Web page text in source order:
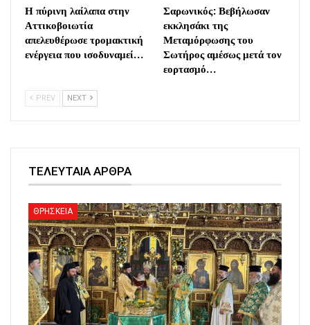
Η πύρινη λαίλαπα στην
Αττικοβοιωτία
απελευθέρωσε τρομακτική
ενέργεια που ισοδυναμεί…
Σαρωνικός: Βεβήλωσαν
εκκλησάκι της
Μεταμόρφωσης του
Σωτήρος αμέσως μετά τον
εορτασμό…
PREV NEXT
ΤΕΛΕΥΤΑΙΑ ΑΡΘΡΑ
ΘΡΗΣΚΕΙΑ